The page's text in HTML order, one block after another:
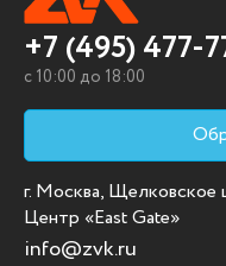
+7 (495) 477-
c 10:00 до 18:00
г. Москва, Щелковское
Центр «East Gate»
info@zvk.ru